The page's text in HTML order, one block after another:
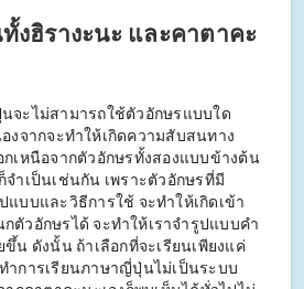
งฮิรางะนะ และคาตาคะ
จะไม่สามารถใช้ตัวอักษรแบบใด
งจากจะทำให้เกิดความสับสนทาง
เหนือจากตัวอักษรทั้งสองแบบข้างต้น
จำเป็นเช่นกัน เพราะตัวอักษรที่มี
บบและวิธีการใช้ จะทำให้เกิดเข้า
ตัวอักษรได้ จะทำให้เราจำรูปแบบคำ
น ดังนั้น ถ้าเลือกที่จะเรียนเพียงแค่
ำการเรียนภาษาญี่ปุ่นไม่เป็นระบบ